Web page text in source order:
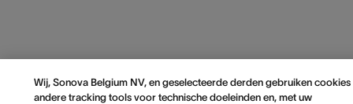
Wij, Sonova Belgium NV, en geselecteerde derden gebruiken cookies
andere tracking tools voor technische doeleinden en, met uw